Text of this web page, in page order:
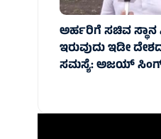
ಅರ್ಹರಿಗೆ ಸಚಿವ ಸ್ಥಾನ
ಇರುವುದು ಇಡೀ
ಸಮಸ್ಯೆ: ಅಜಯ್